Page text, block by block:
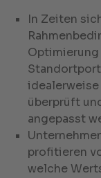
In Zeiten
Optimierung
überprüft
angepasst
profitieren
welche